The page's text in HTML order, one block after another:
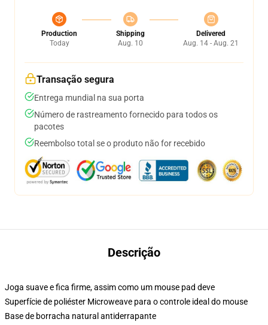
Production
Today
Shipping
Aug. 10
Delivered
Aug. 14 - Aug. 21
Transação segura
Entrega mundial na sua porta
Número de rastreamento fornecido para todos os
pacotes
Reembolso total se o produto não for recebido
Descrição
Joga suave e fica firme, assim como um mouse pad deve
Superfície de poliéster Microweave para o controle ideal do mouse
Base de borracha natural antiderrapante